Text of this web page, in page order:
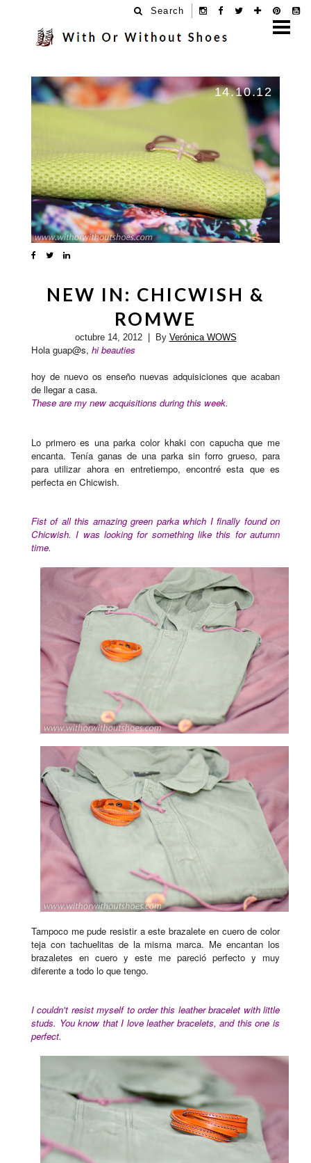
Search
14.10.12
NEW IN: CHICWISH &
ROMWE
octubre 14, 2012| By Verónica WOWS
Hola guap@s, hi beauties
hoy de nuevo os enseño nuevas adquisiciones que acaban
de llegar a casa.
These are my new acquisitions during this week.
Lo primero es una parka color khaki con capucha que me
encanta. Tenía ganas de una parka sin forro grueso, para
para utilizar ahora en entretiempo, encontré esta que es
perfecta en Chicwish.
Fist of all this amazing green parka which I finally found on
Chicwish. I was looking for something like this for autumn
time.
Tampoco me pude resistir a este brazalete en cuero de color
teja con tachuelitas de la misma marca. Me encantan los
brazaletes en cuero y este me pareció perfecto y muy
diferente a todo lo que tengo.
I couldn't resist myself to order this leather bracelet with little
studs. You know that I love leather bracelets, and this one is
perfect.